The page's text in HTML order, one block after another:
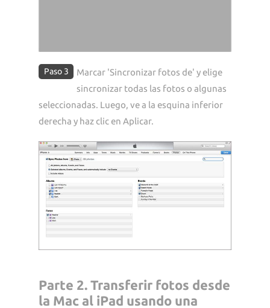
Paso 3
Marcar 'Sincronizar fotos de' y elige
sincronizar todas las fotos o algunas
seleccionadas. Luego, ve a la esquina inferior
derecha y haz clic en Aplicar.
Parte 2. Transferir fotos desde
la Mac al iPad usando una